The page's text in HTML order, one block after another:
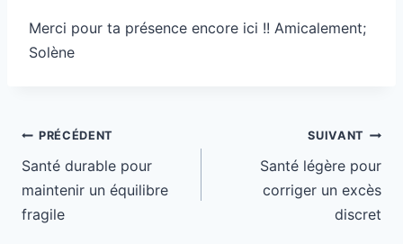
Merci pour ta présence encore ici !! Amicalement;
Solène
Navigation
de
l’article
PRÉCÉDENT
Santé durable pour
maintenir un équilibre
fragile
SUIVANT
Santé légère pour
corriger un excès
discret